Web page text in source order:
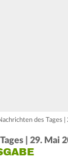
des Tages
| 29. Mai